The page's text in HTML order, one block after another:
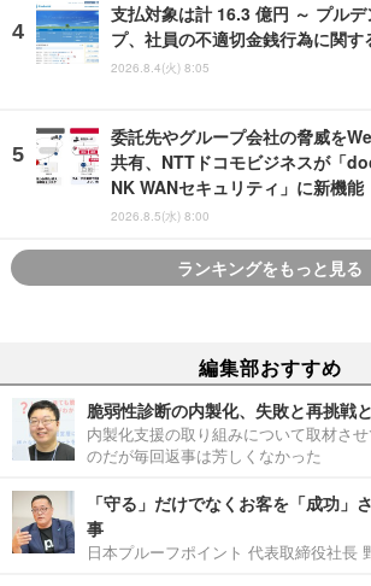
支払対象は計 16.3 億円 ～ プル
プ、社員の不適切金銭行為に関
2026.8.4(火) 8:05
委託先やグループ会社の脅威を
共有、NTTドコモビジネスが「
NK WANセキュリティ」に新機能
2026.8.5(水) 8:00
ランキングをもっと見る
編集部おすすめ
脆弱性診断の内製化、失敗と再挑戦
内製化支援の取り組みについて取材さ
のだが毎回返事は芳しくなかった
「守る」だけでなくお客を「成功」
事
日本プルーフポイント 代表取締役社長